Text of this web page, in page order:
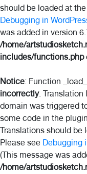
should be loaded at the
Debugging in
was added in version
/home/
includes/functions.php
Notice: Function
incorrectly. Translation
domain was triggered
some code in the
Translations should be
Please see Debugging
(This message was
/home/